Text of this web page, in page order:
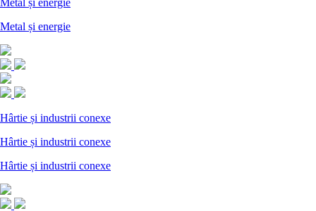
Metal și energie
Metal și energie
Hârtie și industrii conexe
Hârtie și industrii conexe
Hârtie și industrii conexe